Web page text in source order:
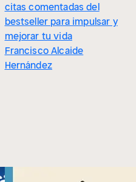
citas comentadas del
bestseller para impulsar y
mejorar tu vida
Francisco Alcaide
Hernández